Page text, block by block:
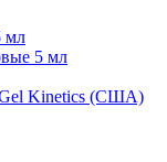
мл
5 мл
Kinetics (США)